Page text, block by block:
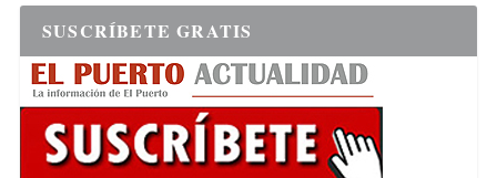
SUSCRÍBETE GRATIS